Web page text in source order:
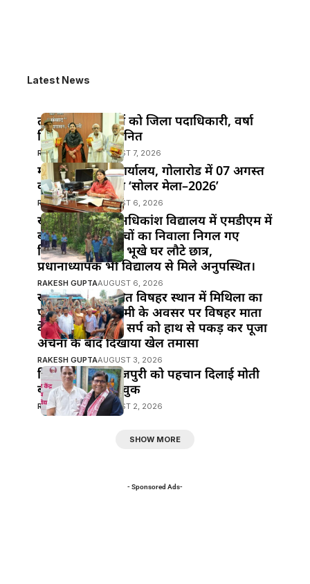
Latest News
तीन वरिष्ठ पत्रकारों को जिला पदाधिकारी, वर्षा
सिंह ने किया सम्मानित
RAKESH GUPTAAUGUST 7, 2026
महुआ के विद्युत कार्यालय, गोलारोड में 07 अगस्त
को आयोजित होगा ‘सोलर मेला–2026’
RAKESH GUPTA AUGUST 6, 2026
खानपुर प्रखंड के अधिकांश विद्यालय में एमडीएम में
बड़ी लापरवाही!बच्चों का निवाला निगल गए
जिम्मेदार,दोपहर में भूखे घर लौटे छात्र,
प्रधानाध्यापक भी विद्यालय से मिले अनुपस्थित।
RAKESH GUPTAAUGUST 6, 2026
खानपुर बाजार स्थित विषहर स्थान में मिथिला का
पावन पर्व नाग पंचमी के अवसर पर विषहर माता
के पुजारी ने विषैले सर्प को हाथ से पकड़ कर पूजा
अर्चना के बाद दिखाया खेल तमासा
RAKESH GUPTAAUGUST 3, 2026
हिंदी सिनेमा में भोजपुरी को पहचान दिलाई मोती
बीए ने : मनोज भावुक
RAKESH GUPTAAUGUST 2, 2026
SHOW MORE
- Sponsored Ads-